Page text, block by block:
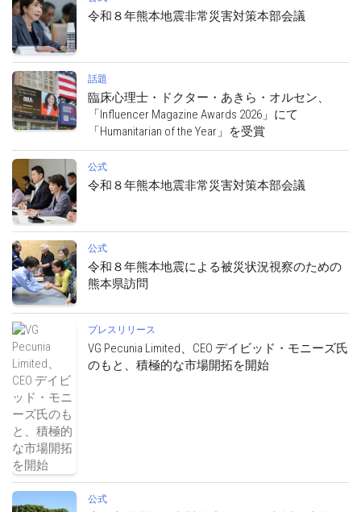
令和８年熊本地震非常災害対策本部会議
話題
臨床心理士・ドクター・あきら・オルセン、
「Influencer Magazine Awards 2026」にて
「Humanitarian of the Year」を受賞
公式
令和８年熊本地震非常災害対策本部会議
公式
令和８年熊本地震による被災状況視察のための
熊本県訪問
プレスリリース
VG Pecunia Limited、CEO デイビッド・モニーズ氏
のもと、積極的な市場開拓を開始
公式